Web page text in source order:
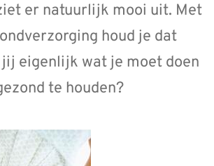
er natuurlijk mooi uit. Met
houd je dat
jij eigenlijk wat je moet doen
te houden?